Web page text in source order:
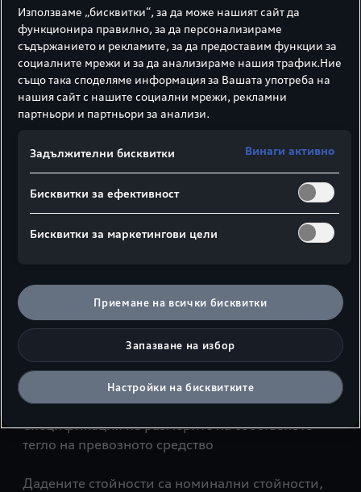
¹Широко пространство за раменете
²Широко пространство за лактите
³Максимално пространство за глава
⁴Височина на автомобила с антена на покрива
Цифри в милиметри
Спецификация на размерите на собственото
тегло на превозното средство
Дадените стойности са номинални стойности,
Използваме „бисквитки“, за да може нашият сайт да
функционира правилно, за да персонализираме
съдържанието и рекламите, за да предоставим функции за
социалните мрежи и за да анализираме нашия трафик.Ние
също така споделяме информация за Вашата употреба на
нашия сайт с нашите социални мрежи, рекламни
партньори и партньори за анализи.
Задължителни бисквитки Винаги активно
Бисквитки за ефективност
Бисквитки за маркетингови цели
Приемане на всички бисквитки
Запазване на избор
Настройки на бисквитките